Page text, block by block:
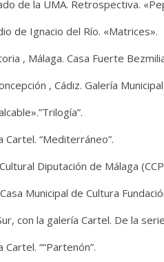
de la UMA. Retrospectiva.
de Ignacio del Río. «Matrices».
, Málaga. Casa Fuerte
, Cádiz. Galería
Cartel. “Mediterráneo”.
Diputación de Málaga
Municipal de Cultura
con la galería Cartel. De la
““Partenón”.